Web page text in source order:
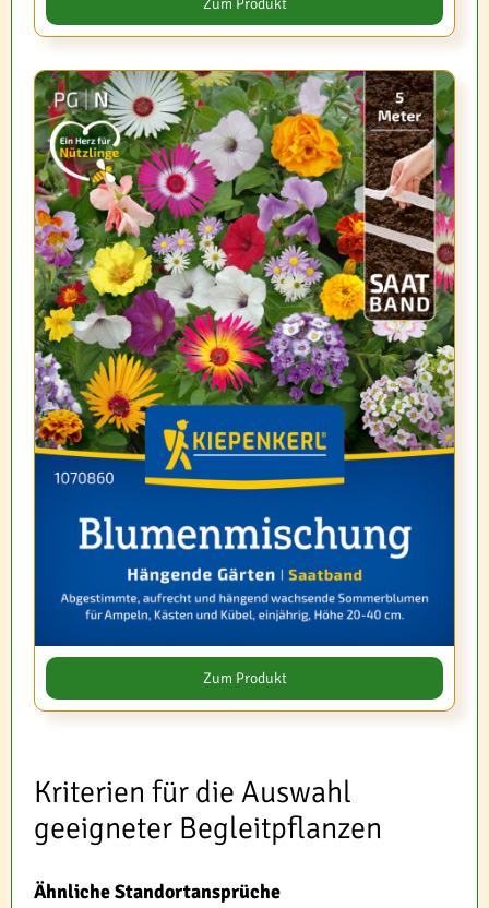
Zum Produkt
Zum Produkt
Kriterien für die Auswahl
geeigneter Begleitpflanzen
Ähnliche Standortansprüche